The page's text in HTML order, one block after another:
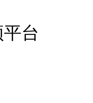
台